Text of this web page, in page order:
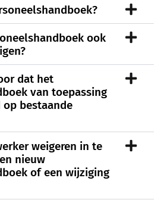
ook
dat het
van toepassing
bestaande
weigeren in te
nieuw
of een wijziging